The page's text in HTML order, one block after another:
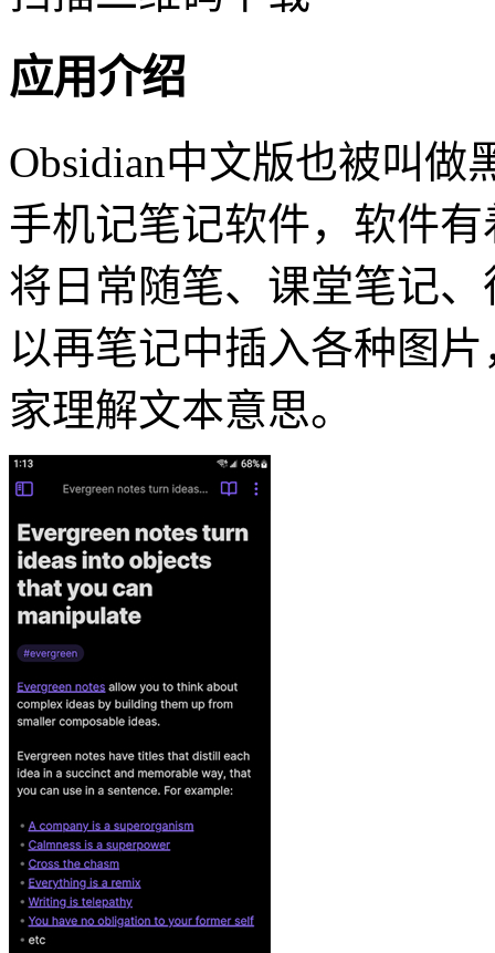
应用介绍
Obsidian中文版也被叫
手机记笔记软件，软件
将日常随笔、课堂笔记
以再笔记中插入各种图
家理解文本意思。